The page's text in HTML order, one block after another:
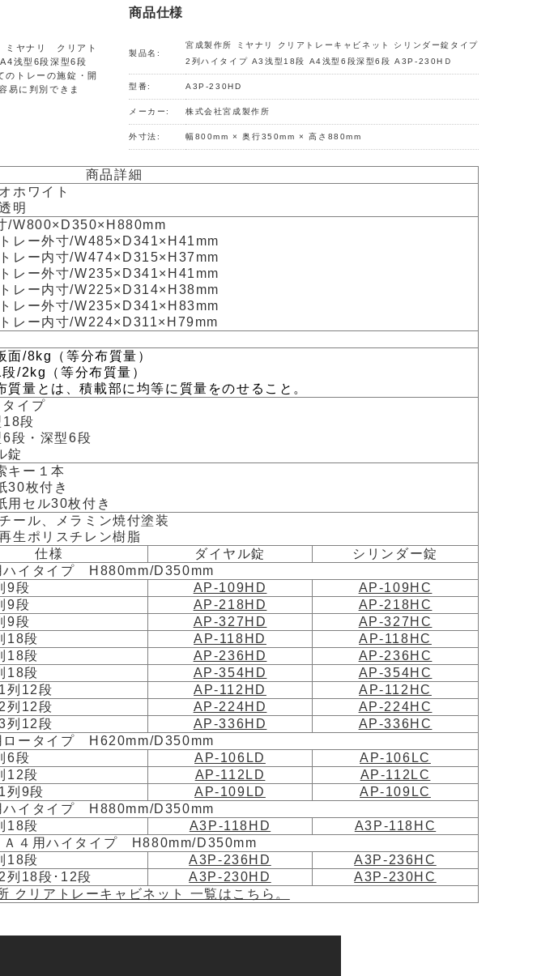
ミヤナリ クリアト
浅型6段深型6段
トレーの施錠・開
易に判別できま
商品仕様
製品名:
宮成製作所 ミヤナリ クリアトレーキャビネット シリンダー錠タイプ
2列ハイタイプ A3浅型18段 A4浅型6段深型6段 A3P-230HＤ
型番: A3P-230HD
メーカー: 株式会社宮成製作所
外寸法: 幅800mm × 奥行350mm × 高さ880mm
商品詳細
ホワイト
明
/W800×D350×H880mm
レー外寸/W485×D341×H41mm
レー内寸/W474×D315×H37mm
レー外寸/W235×D341×H41mm
レー内寸/W225×D314×H38mm
レー外寸/W235×D341×H83mm
レー内寸/W224×D311×H79mm
面/8kg（等分布質量）
段/2kg（等分布質量）
質量とは、積載部に均等に質量をのせること。
イプ
段
段・深型6段
錠
キー１本
30枚付き
用セル30枚付き
ール、メラミン焼付塗装
生ポリスチレン樹脂
仕様 ダイヤル錠
シリンダー錠
ハイタイプ H880mm/D350mm
9段
AP-109HD
AP-109HC
9段
AP-218HD
AP-218HC
9段
AP-327HD
AP-327HC
18段
AP-118HD
AP-118HC
18段
AP-236HD
AP-236HC
18段
AP-354HD
AP-354HC
列12段
AP-112HD
AP-112HC
列12段
AP-224HD
AP-224HC
列12段
AP-336HD
AP-336HC
ロータイプ H620mm/D350mm
6段
AP-106LD
AP-106LC
12段
AP-112LD
AP-112LC
列9段
AP-109LD
AP-109LC
ハイタイプ H880mm/D350mm
18段
A3P-118HD
A3P-118HC
Ａ４用ハイタイプ H880mm/D350mm
18段
A3P-236HD
A3P-236HC
列18段･12段
A3P-230HD
A3P-230HC
クリアトレーキャビネット 一覧はこちら。